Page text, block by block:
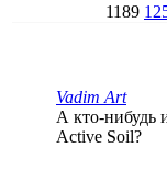
1189
Vadim Art
А кто-нибудь
Active Soil?